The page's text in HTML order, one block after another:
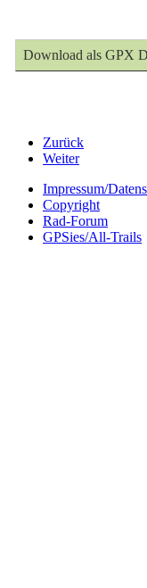
Download als GPX
Zurück
Weiter
Impressum/
Copyright
Rad-Forum
GPSies/All-Trails